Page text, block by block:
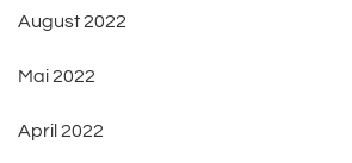
August 2022
Mai 2022
April 2022